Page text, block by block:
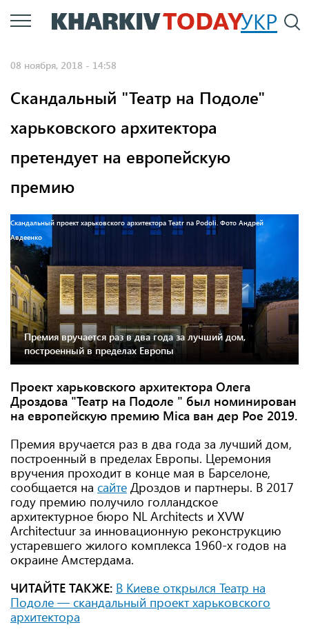
Перейти
к
УКР
08 ноября, 2018 - 14:58
Скандальный "Театр на Подоле"
харьковского архитектора
претендует на европейскую
премию
Скандальный проект харьковского архитектора Teatr na Podoli. Фото Андрей
Авдеенко
Премия вручается раз в два года за лучший дом,
построенный в пределах Европы
Проект харьковского архитектора Олега
Дроздова "Театр на Подоле " был номинирован
на европейскую премию Міса ван дер Рое 2019.
Премия вручается раз в два года за лучший дом,
построенный в пределах Европы. Церемония
вручения проходит в конце мая в Барселоне,
сообщается на сайте Дроздов и партнеры. В 2017
году премию получило голландское
архитектурное бюро NL Architects и XVW
Architectuur за инновационную реконструкцию
устаревшего жилого комплекса 1960-х годов на
окраине Амстердама.
ЧИТАЙТЕ ТАКЖЕ: В Киеве открылся Театр на
Подоле — скандальный проект харьковского
архитектора